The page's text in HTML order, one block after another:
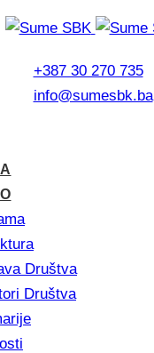
+387 30 270 735
info@sumesbk.ba
Društva
Društva